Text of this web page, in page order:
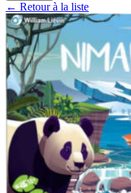
← Retour à la liste